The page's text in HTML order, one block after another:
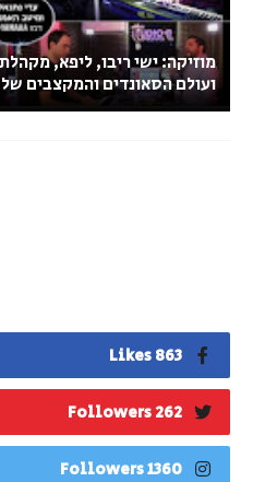
מוזיקה: ישי ריבו, ליפא,
ועולם הסאונדים והמקצבים
863 Likes
262 Followers
1360 Followers